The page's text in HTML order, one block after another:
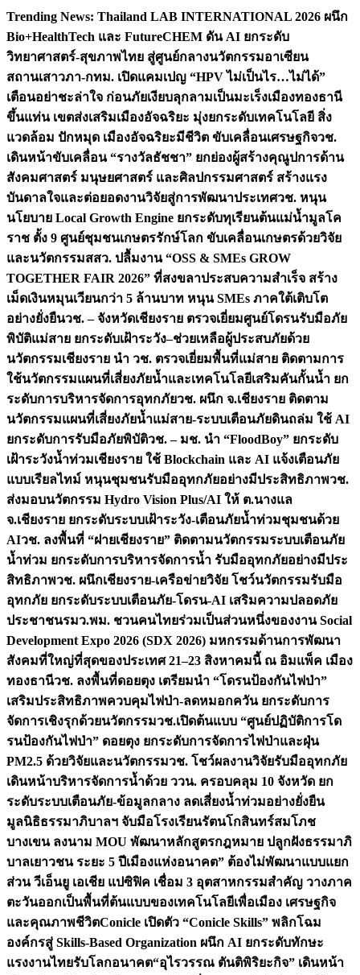
Skip
content
Trending News: Thailand LAB INTERNATIONAL 2026 ผนึก
Bio+HealthTech และ FutureCHEM ดัน AI ยกระดับ
วิทยาศาสตร์-สุขภาพไทย สู่ศูนย์กลางนวัตกรรมอาเซียน
สถานเสาวภา-กทม. เปิดแคมเปญ “HPV ไม่เป็นไร…ไม่ได้”
เตือนอย่าชะล่าใจ ก่อนภัยเงียบลุกลามเป็นมะเร็งเมืองทองธานี
ขึ้นแท่น เขตส่งเสริมเมืองอัจฉริยะ มุ่งยกระดับเทคโนโลยี สิ่ง
แวดล้อม ปักหมุด เมืองอัจฉริยะมีชีวิต ขับเคลื่อนเศรษฐกิจวช.
เดินหน้าขับเคลื่อน “รางวัลธัชชา” ยกย่องผู้สร้างคุณูปการด้าน
สังคมศาสตร์ มนุษยศาสตร์ และศิลปกรรมศาสตร์ สร้างแรง
บันดาลใจและต่อยอดงานวิจัยสู่การพัฒนาประเทศวช. หนุน
นโยบาย Local Growth Engine ยกระดับทุเรียนต้นแม่น้ำมูลโค
ราช ตั้ง 9 ศูนย์ชุมชนเกษตรรักษ์โลก ขับเคลื่อนเกษตรด้วยวิจัย
และนวัตกรรมสสว. ปลื้มงาน “OSS & SMEs GROW
TOGETHER FAIR 2026” ที่สงขลาประสบความสำเร็จ สร้าง
เม็ดเงินหมุนเวียนกว่า 5 ล้านบาท หนุน SMEs ภาคใต้เติบโต
อย่างยั่งยืนวช. – จังหวัดเชียงราย ตรวจเยี่ยมศูนย์โดรนรับมือภัย
พิบัติแม่สาย ยกระดับเฝ้าระวัง–ช่วยเหลือผู้ประสบภัยด้วย
นวัตกรรมเชียงราย นำ วช. ตรวจเยี่ยมพื้นที่แม่สาย ติดตามการ
ใช้นวัตกรรมแผนที่เสี่ยงภัยน้ำและเทคโนโลยีเสริมคันกั้นน้ำ ยก
ระดับการบริหารจัดการอุทกภัยวช. ผนึก จ.เชียงราย ติดตาม
นวัตกรรมแผนที่เสี่ยงภัยน้ำแม่สาย-ระบบเตือนภัยดินถล่ม ใช้ AI
ยกระดับการรับมือภัยพิบัติวช. – มช. นำ “FloodBoy” ยกระดับ
เฝ้าระวังน้ำท่วมเชียงราย ใช้ Blockchain และ AI แจ้งเตือนภัย
แบบเรียลไทม์ หนุนชุมชนรับมืออุทกภัยอย่างมีประสิทธิภาพวช.
ส่งมอบนวัตกรรม Hydro Vision Plus/AI ให้ ต.นางแล
จ.เชียงราย ยกระดับระบบเฝ้าระวัง-เตือนภัยน้ำท่วมชุมชนด้วย
AIวช. ลงพื้นที่ “ฝายเชียงราย” ติดตามนวัตกรรมระบบเตือนภัย
น้ำท่วม ยกระดับการบริหารจัดการน้ำ รับมืออุทกภัยอย่างมีประ
สิทธิภาพวช. ผนึกเชียงราย-เครือข่ายวิจัย โชว์นวัตกรรมรับมือ
อุทกภัย ยกระดับระบบเตือนภัย-โดรน-AI เสริมความปลอดภัย
ประชาชนรมว.พม. ชวนคนไทยร่วมเป็นส่วนหนึ่งของงาน Social
Development Expo 2026 (SDX 2026) มหกรรมด้านการพัฒนา
สังคมที่ใหญ่ที่สุดของประเทศ 21–23 สิงหาคมนี้ ณ อิมแพ็ค เมือง
ทองธานีวช. ลงพื้นที่ดอยตุง เตรียมนำ “โดรนป้องกันไฟป่า”
เสริมประสิทธิภาพควบคุมไฟป่า-ลดหมอกควัน ยกระดับการ
จัดการเชิงรุกด้วยนวัตกรรมวช.เปิดต้นแบบ “ศูนย์ปฏิบัติการโด
รนป้องกันไฟป่า” ดอยตุง ยกระดับการจัดการไฟป่าและฝุ่น
PM2.5 ด้วยวิจัยและนวัตกรรมวช. โชว์ผลงานวิจัยรับมืออุทกภัย
เดินหน้าบริหารจัดการน้ำด้วย ววน. ครอบคลุม 10 จังหวัด ยก
ระดับระบบเตือนภัย-ข้อมูลกลาง ลดเสี่ยงน้ำท่วมอย่างยั่งยืน
มูลนิธิธรรมาภิบาลฯ จับมือโรงเรียนรัตนโกสินทร์สมโภช
บางเขน ลงนาม MOU พัฒนาหลักสูตรกฎหมาย ปลูกฝังธรรมาภิ
บาลเยาวชน ระยะ 5 ปีเมืองแห่งอนาคต” ต้องไม่พัฒนาแบบแยก
ส่วน วีเอ็นยู เอเชีย แปซิฟิค เชื่อม 3 อุตสาหกรรมสำคัญ วางภาค
ตะวันออกเป็นพื้นที่ต้นแบบของเทคโนโลยีเพื่อเมือง เศรษฐกิจ
และคุณภาพชีวิตConicle เปิดตัว “Conicle Skills” พลิกโฉม
องค์กรสู่ Skills-Based Organization ผนึก AI ยกระดับทักษะ
แรงงานไทยรับโลกอนาคต“อุไรวรรณ ตันติพิริยะกิจ” เดินหน้า